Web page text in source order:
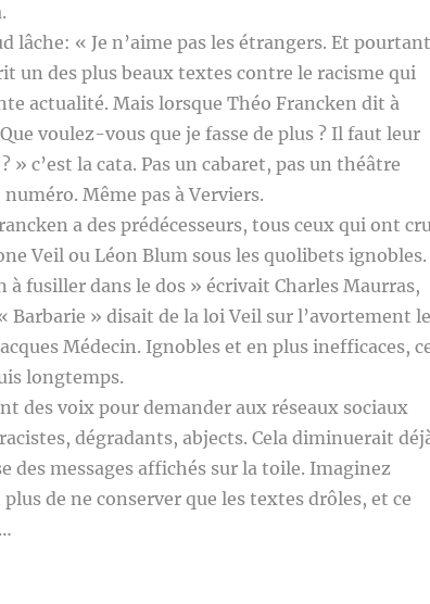
lâche: « Je n’aime pas les étrangers. Et pourtant
un des plus beaux textes contre le racisme qui
actualité. Mais lorsque Théo Francken dit à
voulez-vous que je fasse de plus ? Il faut leur
c’est la cata. Pas un cabaret, pas un théâtre
Même pas à Verviers.
a des prédécesseurs, tous ceux qui ont
Veil ou Léon Blum sous les quolibets ignobles.
fusiller dans le dos » écrivait Charles Maurras,
Barbarie » disait de la loi Veil sur l’avortement le
Médecin. Ignobles et en plus inefficaces,
longtemps.
des voix pour demander aux réseaux sociaux
dégradants, abjects. Cela diminuerait
des messages affichés sur la toile. Imaginez
de ne conserver que les textes drôles, et ce